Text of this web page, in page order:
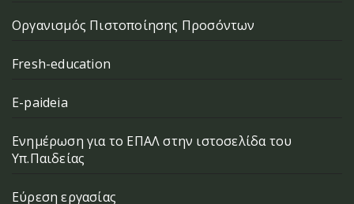
Οργανισμός Πιστοποίησης Προσόντων
Fresh-education
E-paideia
Ενημέρωση για το ΕΠΑΛ στην ιστοσελίδα του
Υπ.Παιδείας
Εύρεση εργασίας